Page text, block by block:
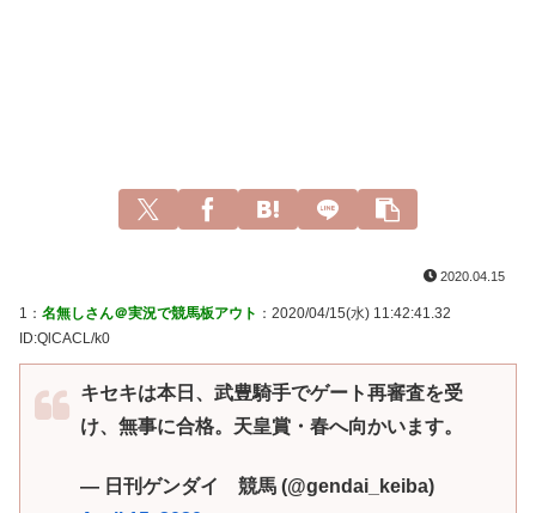
2020.04.15
1： 名無しさん＠実況で競馬板アウト ：2020/04/15(水) 11:42:41.32
ID:QlCACL/k0
キセキは本日、武豊騎手でゲート再審査を受
け、無事に合格。天皇賞・春へ向かいます。
— 日刊ゲンダイ 競馬 (@gendai_keiba)